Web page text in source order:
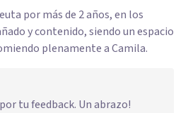
por más de 2 años, en los
y contenido, siendo un espacio
plenamente a Camila.
tu feedback. Un abrazo!